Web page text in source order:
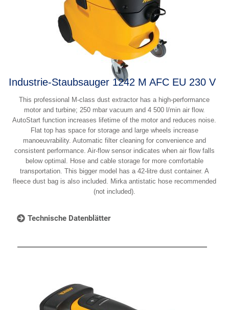
Industrie-Staubsauger 1242 M AFC EU 230 V
This professional M-class dust extractor has a high-performance
motor and turbine; 250 mbar vacuum and 4 500 l/min air flow.
AutoStart function increases lifetime of the motor and reduces noise.
Flat top has space for storage and large wheels increase
manoeuvrability. Automatic filter cleaning for convenience and
consistent performance. Air-flow sensor indicates when air flow falls
below optimal. Hose and cable storage for more comfortable
transportation. This bigger model has a 42-litre dust container. A
fleece dust bag is also included. Mirka antistatic hose recommended
(not included).
Technische Datenblätter